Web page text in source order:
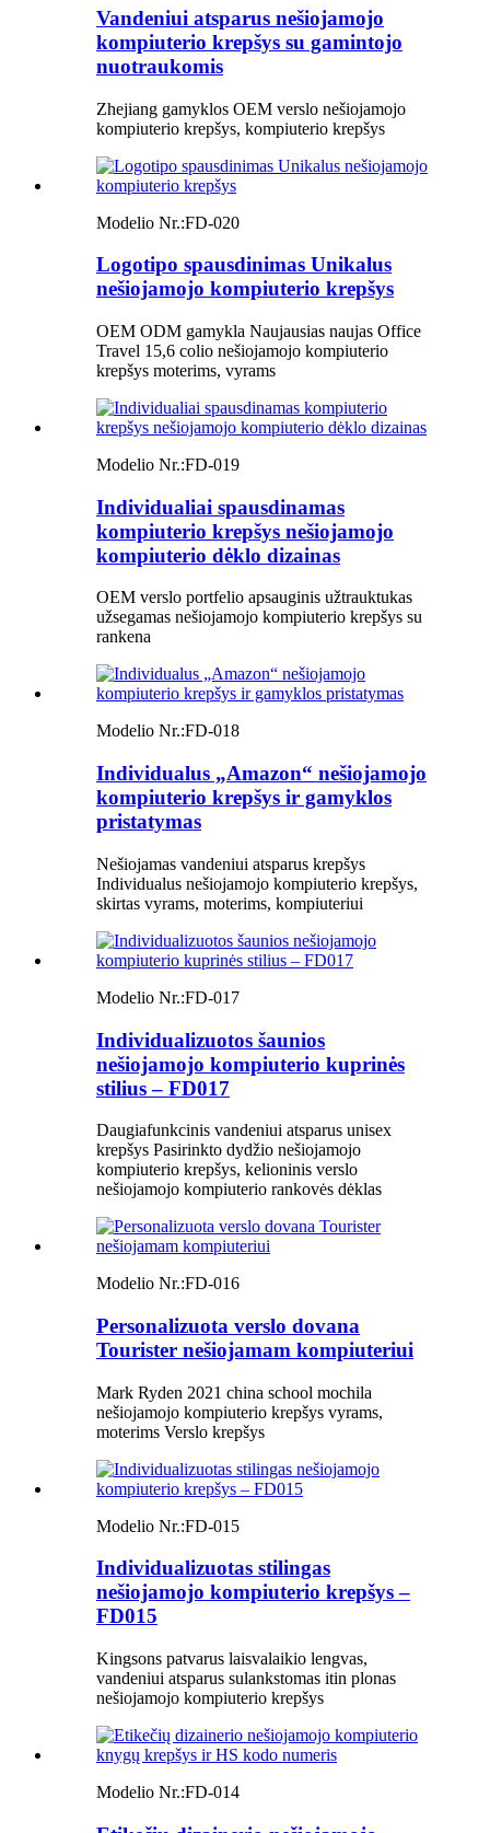
Vandeniui atsparus nešiojamojo
kompiuterio krepšys su gamintojo
nuotraukomis
Zhejiang gamyklos OEM verslo nešiojamojo
kompiuterio krepšys, kompiuterio krepšys
Modelio Nr.:FD-020
Logotipo spausdinimas Unikalus
nešiojamojo kompiuterio krepšys
OEM ODM gamykla Naujausias naujas Office
Travel 15,6 colio nešiojamojo kompiuterio
krepšys moterims, vyrams
Modelio Nr.:FD-019
Individualiai spausdinamas
kompiuterio krepšys nešiojamojo
kompiuterio dėklo dizainas
OEM verslo portfelio apsauginis užtrauktukas
užsegamas nešiojamojo kompiuterio krepšys su
rankena
Modelio Nr.:FD-018
Individualus „Amazon“ nešiojamojo
kompiuterio krepšys ir gamyklos
pristatymas
Nešiojamas vandeniui atsparus krepšys
Individualus nešiojamojo kompiuterio krepšys,
skirtas vyrams, moterims, kompiuteriui
Modelio Nr.:FD-017
Individualizuotos šaunios
nešiojamojo kompiuterio kuprinės
stilius – FD017
Daugiafunkcinis vandeniui atsparus unisex
krepšys Pasirinkto dydžio nešiojamojo
kompiuterio krepšys, kelioninis verslo
nešiojamojo kompiuterio rankovės dėklas
Modelio Nr.:FD-016
Personalizuota verslo dovana
Tourister nešiojamam kompiuteriui
Mark Ryden 2021 china school mochila
nešiojamojo kompiuterio krepšys vyrams,
moterims Verslo krepšys
Modelio Nr.:FD-015
Individualizuotas stilingas
nešiojamojo kompiuterio krepšys –
FD015
Kingsons patvarus laisvalaikio lengvas,
vandeniui atsparus sulankstomas itin plonas
nešiojamojo kompiuterio krepšys
Modelio Nr.:FD-014